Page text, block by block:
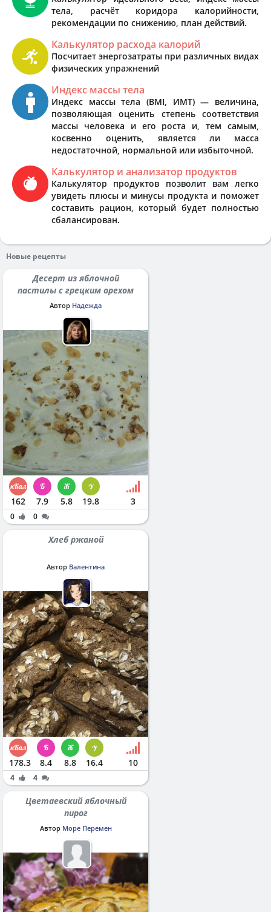
тела, расчёт коридора калорийности,
рекомендации по снижению, план действий.
Калькулятор расхода калорий
Посчитает энергозатраты при различных видах
физических упражнений
Индекс массы тела
Индекс массы тела (BMI, ИМТ) — величина,
позволяющая оценить степень соответствия
массы человека и его роста и, тем самым,
косвенно оценить, является ли масса
недостаточной, нормальной или избыточной.
Калькулятор и анализатор продуктов
Калькулятор продуктов позволит вам легко
увидеть плюсы и минусы продукта и поможет
составить рацион, который будет полностью
сбалансирован.
Новые рецепты
Десерт из яблочной
пастилы с грецким орехом
Автор Надежда
162 7.9 5.8 19.8 3
0 0
Хлеб ржаной
Автор Валентина
178.3 8.4 8.8 16.4 10
4 4
Цветаевский яблочный
пирог
Автор Море Перемен